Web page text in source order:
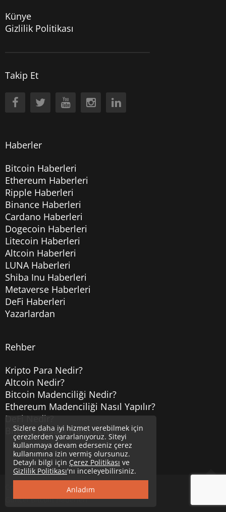
Künye
Gizlilik Politikası
Takip Et
Haberler
Bitcoin Haberleri
Ethereum Haberleri
Ripple Haberleri
Binance Haberleri
Cardano Haberleri
Dogecoin Haberleri
Litecoin Haberleri
Altcoin Haberleri
LUNA Haberleri
Shiba Inu Haberleri
Metaverse Haberleri
DeFi Haberleri
Yazarlardan
Rehber
Kripto Para Nedir?
Altcoin Nedir?
Bitcoin Madenciliği Nedir?
Ethereum Madenciliği Nasıl Yapılır?
DeFi Nedir?
Bitcoin Hesabı Nasıl Açılır?
Uzmancoin
Güncel Bitcoin Haberleri
Sizlere daha iyi hizmet verebilmek için
çerezlerden yararlanıyoruz. Siteyi
kullanmaya devam ederseniz çerez
kullanımına izin vermiş olursunuz.
Detaylı bilgi için Çerez Politikası ve
Gizlilik Politikası'nı inceleyebilirsiniz.
Anladım